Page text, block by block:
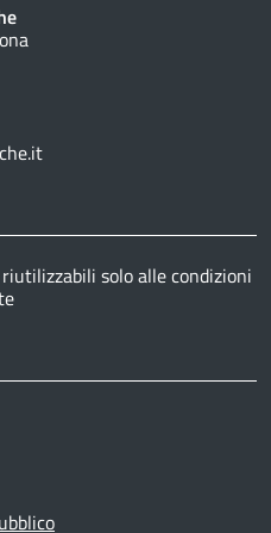
solo alle condizioni